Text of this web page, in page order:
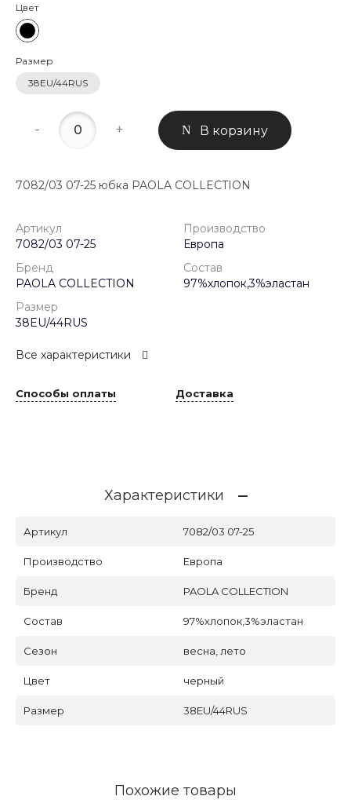
Цвет
Размер
38EU/44RUS
- + В корзину
7082/03 07-25 юбка PAOLA COLLECTION
Артикул
7082/03 07-25
Производство
Европа
Бренд
PAOLA COLLECTION
Состав
97%хлопок,3%эластан
Размер
38EU/44RUS
Все характеристики
Способы оплаты Доставка
Характеристики
Артикул 7082/03 07-25
Производство Европа
Бренд PAOLA COLLECTION
Состав 97%хлопок,3%эластан
Сезон весна, лето
Цвет черный
Размер 38EU/44RUS
Похожие товары